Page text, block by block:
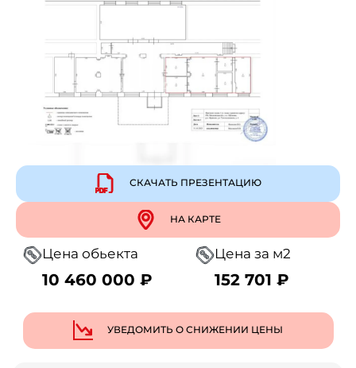
СКАЧАТЬ ПРЕЗЕНТАЦИЮ
НА КАРТЕ
Цена обьекта
10 460 000 ₽
Цена за м2
152 701 ₽
УВЕДОМИТЬ О СНИЖЕНИИ ЦЕНЫ